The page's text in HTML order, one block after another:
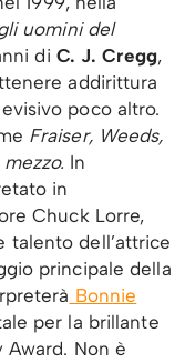
uomini del
di C. J. Cregg,
addirittura
poco altro.
Fraiser, Weeds,
In
in
Chuck Lorre,
talento dell’attrice
principale della
Bonnie
per la brillante
Non è